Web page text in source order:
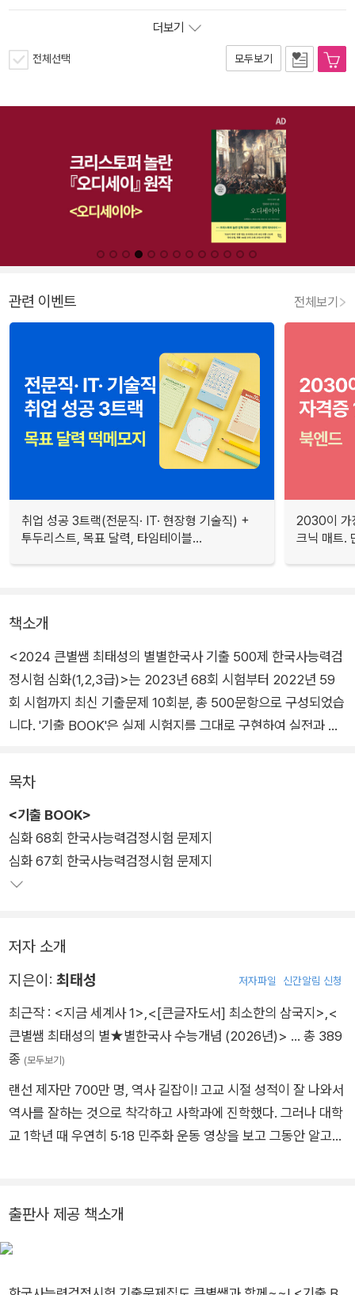
더보기
전체선택 모두보기
관련 이벤트 전체보기
취업 성공 3트랙(전문직· IT· 현장형 기술직) +
투두리스트, 목표 달력, 타임테이블...
2030이 가
크닉 매트.
책소개
<2024 큰별쌤 최태성의 별별한국사 기출 500제 한국사능력검
정시험 심화(1,2,3급)>는 2023년 68회 시험부터 2022년 59
회 시험까지 최신 기출문제 10회분, 총 500문항으로 구성되었습
니다. '기출 BOOK'은 실제 시험지를 그대로 구현하여 실전과 같
해설뿐만 아니라 기출 선택지와 핵심 내용도 수록하여 중요 개념
을 반복적으로 학습할 수 있어 한 권으로 기출문제 풀이뿐만 아니
라 개념까지 다질 수 있습니다.
▣ 제시된 이미지는 책의 뒷표지입니다.
<2024 큰별쌤 최태성의 별별한국사 기출 500제 한국사능력검
성되었습니다.
목차
<기출 BOOK>
심화 68회 한국사능력검정시험 문제지
심화 67회 한국사능력검정시험 문제지
저자 소개
지은이: 최태성 저자파일 신간알림 신청
최근작 : <지금 세계사 1> <[큰글자도서] 최소한의 삼국지> <
큰별쌤 최태성의 별★별한국사 수능개념 (2026년)> … 총 389
종 (모두보기)
랜선 제자만 700만 명, 역사 길잡이! 고교 시절 성적이 잘 나와서
역사를 잘하는 것으로 착각하고 사학과에 진학했다. 그러나 대학
교 1학년 때 우연히 5·18 민주화 운동 영상을 보고 그동안 알고
한국사 교과서 집필, TV 역사 프로그램 진행, 역사 강연 등의 활
이어 왔다. 지금은 ‘역사란 사람을 만나는 인문학’임을 믿으며 과
출판사 제공 책소개